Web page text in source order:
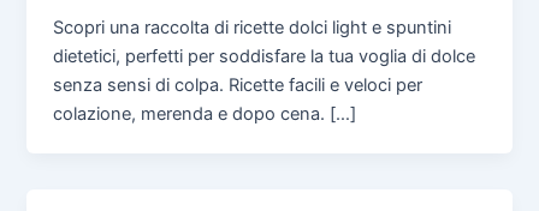
Scopri una raccolta di ricette dolci light e spuntini
dietetici, perfetti per soddisfare la tua voglia di dolce
senza sensi di colpa. Ricette facili e veloci per
colazione, merenda e dopo cena. […]